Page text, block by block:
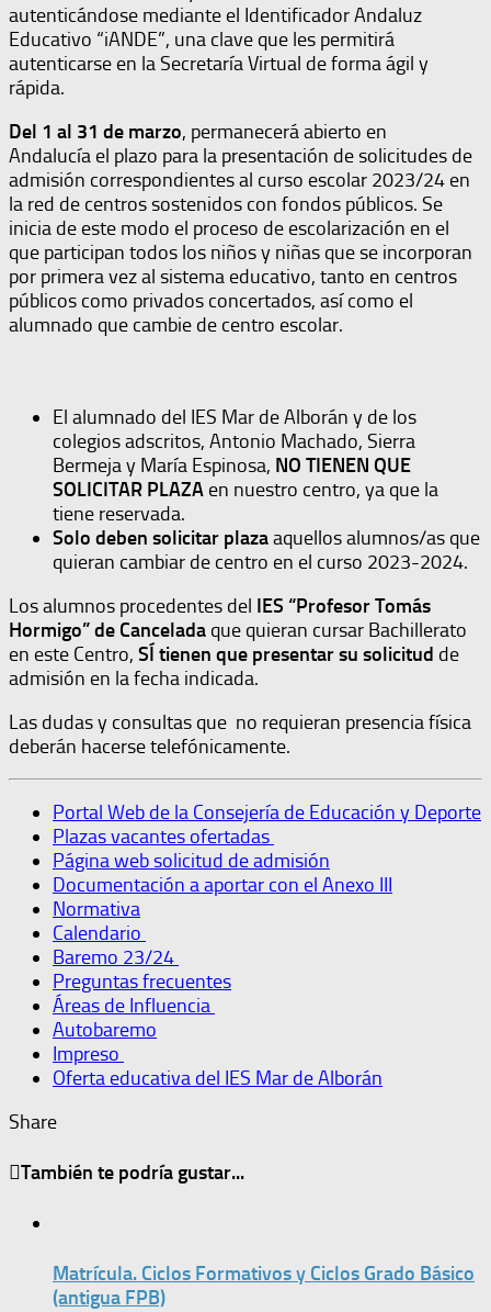
autenticándose mediante el Identificador Andaluz
Educativo “iANDE”, una clave que les permitirá
autenticarse en la Secretaría Virtual de forma ágil y
rápida.
Del 1 al 31 de marzo, permanecerá abierto en
Andalucía el plazo para la presentación de solicitudes de
admisión correspondientes al curso escolar 2023/24 en
la red de centros sostenidos con fondos públicos. Se
inicia de este modo el proceso de escolarización en el
que participan todos los niños y niñas que se incorporan
por primera vez al sistema educativo, tanto en centros
públicos como privados concertados, así como el
alumnado que cambie de centro escolar.
El alumnado del IES Mar de Alborán y de los
colegios adscritos, Antonio Machado, Sierra
Bermeja y María Espinosa, NO TIENEN QUE
SOLICITAR PLAZA en nuestro centro, ya que la
tiene reservada.
Solo deben solicitar plazaaquellos alumnos/as que
quieran cambiar de centro en el curso 2023-2024.
Los alumnos procedentes del IES “Profesor Tomás
Hormigo” de Cancelada que quieran cursar Bachillerato
en este Centro, SÍ tienen que presentar su solicitud de
admisión en la fecha indicada.
Las dudas y consultas que no requieran presencia física
deberán hacerse telefónicamente.
Portal Web de la Consejería de Educación y Deporte
Plazas vacantes ofertadas
Página web solicitud de admisión
Documentación a aportar con el Anexo III
Normativa
Calendario
Baremo 23/24
Preguntas frecuentes
Áreas de Influencia
Autobaremo
Impreso
Oferta educativa del IES Mar de Alborán
Share
También te podría gustar...
Matrícula. Ciclos Formativos y Ciclos Grado Básico
(antigua FPB)